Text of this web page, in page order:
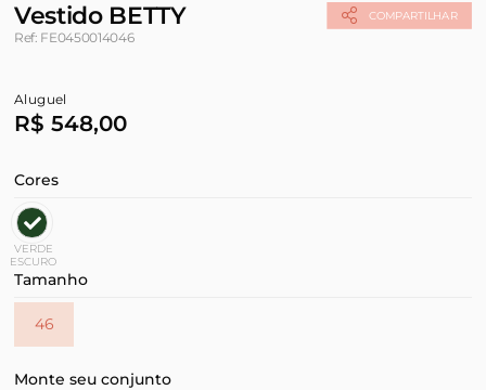
COMPARTILHAR
Vestido BETTY
Ref: FE0450014046
Aluguel
R$ 548,00
Cores
VERDE
ESCURO
Tamanho
46
Monte seu conjunto